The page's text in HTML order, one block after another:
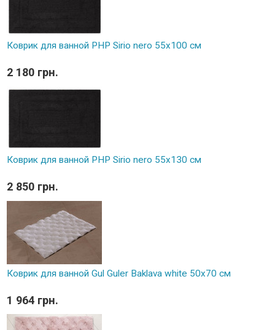
Коврик для ванной PHP Sirio nero 55x100 см
2 180 грн.
Коврик для ванной PHP Sirio nero 55x130 см
2 850 грн.
Коврик для ванной Gul Guler Baklava white 50х70 см
1 964 грн.